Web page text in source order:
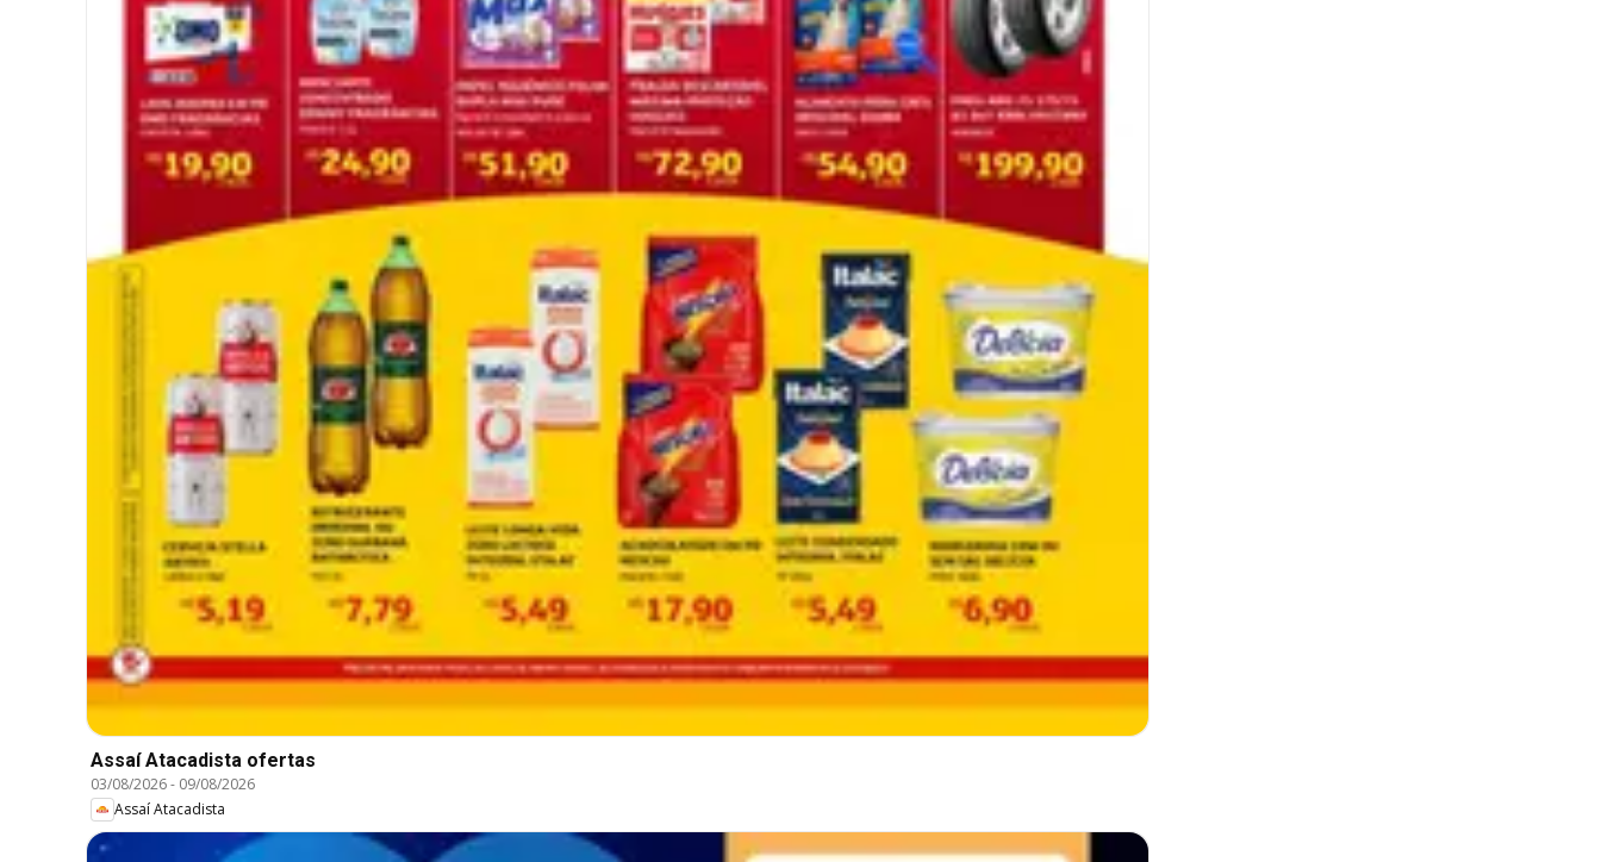
Assaí Atacadista ofertas
03/08/2026- 09/08/2026
Assaí Atacadista